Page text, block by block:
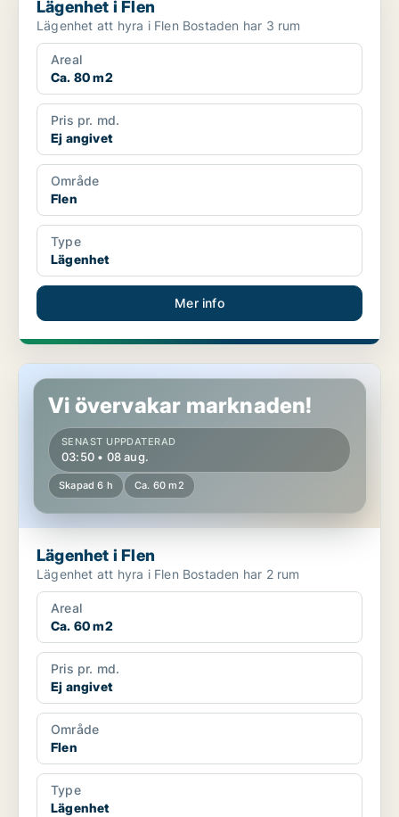
Lägenhet i Flen
Lägenhet att hyra i Flen Bostaden har 3 rum
Areal
Ca. 80 m2
Pris pr. md.
Ej angivet
Område
Flen
Type
Lägenhet
Mer info
Lägenhet i Flen
Vi övervakar marknaden!
SENAST UPPDATERAD
03:50 • 08 aug.
Skapad 6 h Ca. 60 m2
Lägenhet i Flen
Lägenhet att hyra i Flen Bostaden har 2 rum
Areal
Ca. 60 m2
Pris pr. md.
Ej angivet
Område
Flen
Type
Lägenhet